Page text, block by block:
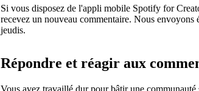
Si vous disposez de l'appli mobile Spotify for
recevez un nouveau commentaire. Nous
jeudis.
Répondre et réagir aux
Vous avez travaillé dur pour bâtir une